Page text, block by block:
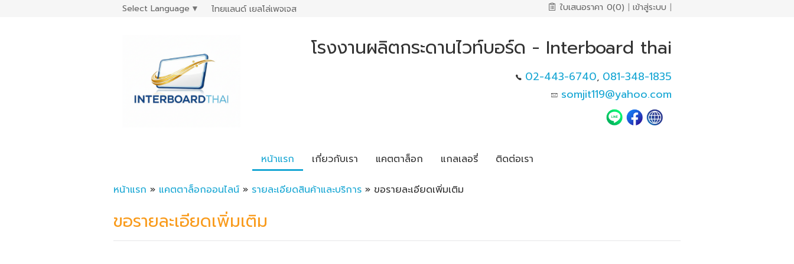
Select Language ▼ ไทยแลนด์ เยลโล่เพจเจส ใบเสนอราคา 0(0) | เข้าสู่ระบบ |
โรงงานผลิตกระดานไวท์บอร์ด - Interboard thai
02-443-6740, 081-348-1835
somjit119@yahoo.com
หน้าแรก เกี่ยวกับเรา แคตตาล็อก แกลเลอรี่ ติดต่อเรา
หน้าแรก » แคตตาล็อกออนไลน์ » รายละเอียดสินค้าและบริการ » ขอรายละเอียดเพิ่มเติม
ขอรายละเอียดเพิ่มเติม